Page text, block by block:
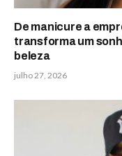
De manicure a
transforma um
beleza
julho 27, 2026